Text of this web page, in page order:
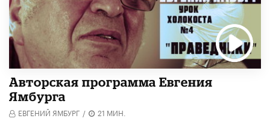
Авторская программа Евгения
Ямбурга
ЕВГЕНИЙ ЯМБУРГ / 21 МИН.